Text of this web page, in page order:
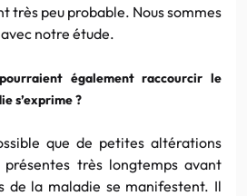
très peu probable. Nous sommes
notre étude.
également raccourcir le
s’exprime ?
que de petites altérations
présentes très longtemps avant
de la maladie se manifestent. Il